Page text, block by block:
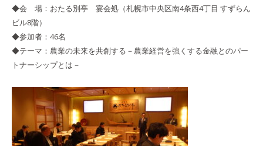
◆会 場：おたる別亭 宴会処（札幌市中央区南4条西4丁目 すずらん
ビル8階）
◆参加者：46名
◆テーマ：農業の未来を共創する－農業経営を強くする金融とのパー
トナーシップとは－